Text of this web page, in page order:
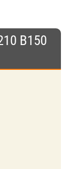
B150